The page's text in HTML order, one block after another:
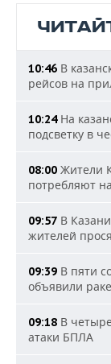
10:46 В
рейсов на
10:24На
подсветку в
08:00 Жители
потребляют
09:57 В
жителей
09:39 В пяти
объявили
09:18 В
атаки БПЛА